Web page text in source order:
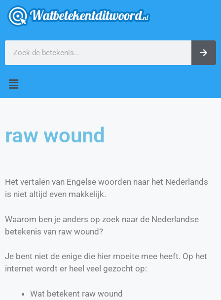
raw wound
Het vertalen van Engelse woorden naar het Nederlands
is niet altijd even makkelijk.
Waarom ben je anders op zoek naar de Nederlandse
betekenis van raw wound?
Je bent niet de enige die hier moeite mee heeft. Op het
internet wordt er heel veel gezocht op:
Wat betekent raw wound